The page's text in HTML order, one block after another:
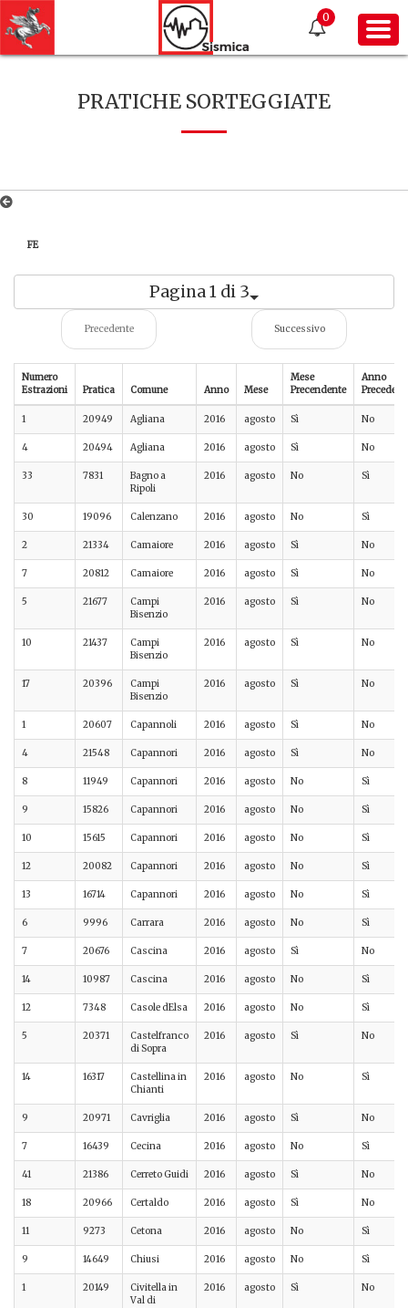
0
PRATICHE SORTEGGIATE
FE
Pagina 1 di 3
Precedente Successivo
Numero
Estrazioni
Pratica Comune Anno Mese
Mese
Precendente
Anno
1 20949 Agliana 2016 agosto Sì No
4 20494 Agliana 2016 agosto Sì No
33 7831
Bagno a
Ripoli
2016 agosto No Sì
30 19096 Calenzano 2016 agosto No Sì
2 21334 Camaiore 2016 agosto Sì No
7 20812 Camaiore 2016 agosto Sì No
5 21677
Campi
Bisenzio
2016 agosto Sì No
10 21437
Campi
Bisenzio
2016 agosto Sì No
17 20396
Campi
Bisenzio
2016 agosto Sì No
1 20607 Capannoli 2016 agosto Sì No
4 21548 Capannori 2016 agosto Sì No
8 11949 Capannori 2016 agosto No Sì
9 15826 Capannori 2016 agosto No Sì
10 15615 Capannori 2016 agosto No Sì
12 20082 Capannori 2016 agosto No Sì
13 16714 Capannori 2016 agosto No Sì
6 9996 Carrara 2016 agosto No Sì
7 20676 Cascina 2016 agosto Sì No
14 10987 Cascina 2016 agosto No Sì
12 7348 Casole dElsa 2016 agosto No Sì
5 20371
Castelfranco
di Sopra
2016 agosto Sì No
14 16317
Castellina in
Chianti
2016 agosto No Sì
9 20971 Cavriglia 2016 agosto Sì No
7 16439 Cecina 2016 agosto No Sì
41 21386 Cerreto Guidi 2016 agosto Sì No
18 20966 Certaldo 2016 agosto Sì No
11 9273 Cetona 2016 agosto No Sì
9 14649 Chiusi 2016 agosto No Sì
1 20149
Civitella in
Val di
2016 agosto Sì No